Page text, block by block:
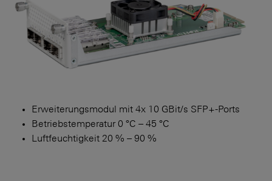
Erweiterungsmodul mit 4x 10 GBit/s SFP+-Ports
Betriebstemperatur 0 °C – 45 °C
Luftfeuchtigkeit 20 % – 90 %